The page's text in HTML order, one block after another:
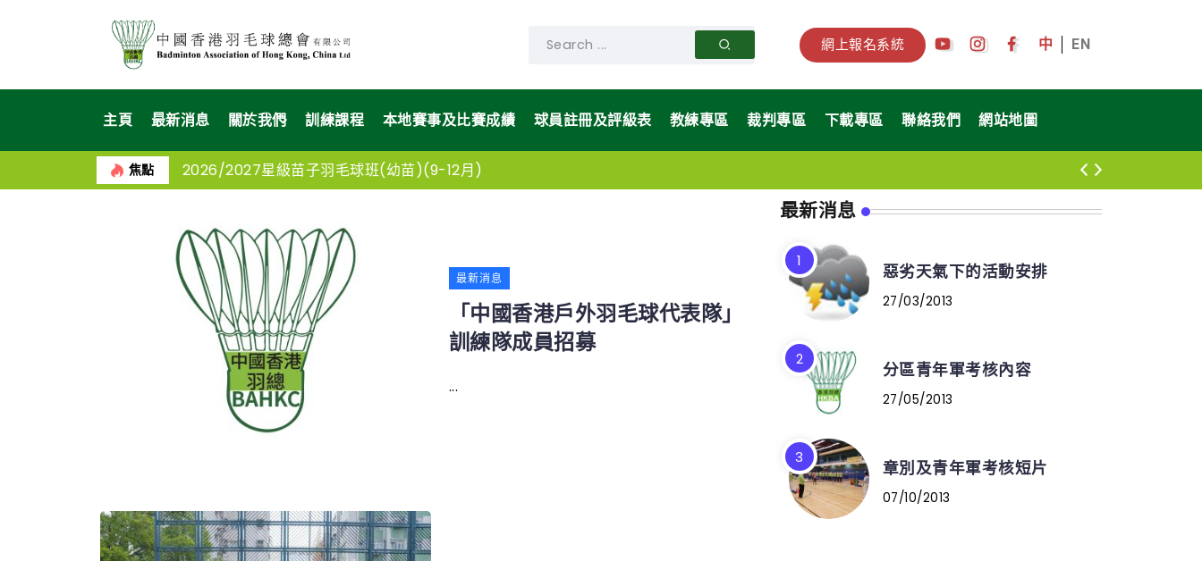
網上報名系統 中 EN
主頁 最新消息 關於我們 訓練課程 本地賽事及比賽成績 球員註冊及評級表 教練專區 裁判專區 下載專區 聯絡我們 網站地圖
焦點 2026/2027星級苗子羽毛球班(幼苗)(9-12月)
最新消息
「中國香港戶外羽毛球代表隊」
訓練隊成員招募
...
最新消息
惡劣天氣下的活動安排
27/03/2013
分區青年軍考核內容
27/05/2013
章別及青年軍考核短片
07/10/2013